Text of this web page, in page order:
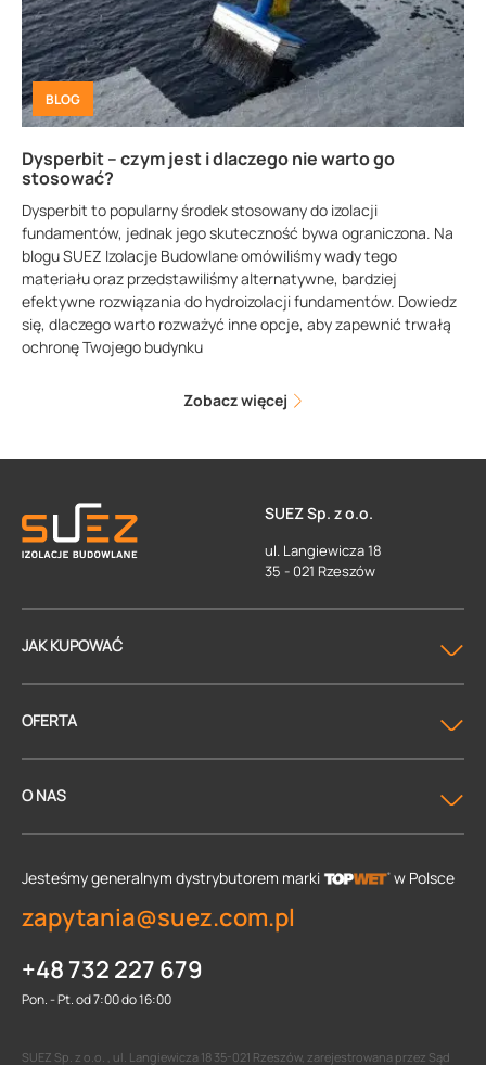
BLOG
Dysperbit – czym jest i dlaczego nie warto go
stosować?
Dysperbit to popularny środek stosowany do izolacji
fundamentów, jednak jego skuteczność bywa ograniczona. Na
blogu SUEZ Izolacje Budowlane omówiliśmy wady tego
materiału oraz przedstawiliśmy alternatywne, bardziej
efektywne rozwiązania do hydroizolacji fundamentów. Dowiedz
się, dlaczego warto rozważyć inne opcje, aby zapewnić trwałą
ochronę Twojego budynku
Zobacz więcej
SUEZ Sp. z o.o.
ul. Langiewicza 18
35 - 021 Rzeszów
JAK KUPOWAĆ
OFERTA
O NAS
Jesteśmy generalnym dystrybutorem marki w Polsce
zapytania@suez.com.pl
+48 732 227 679
Pon. - Pt. od 7:00 do 16:00
SUEZ Sp. z o.o. , ul. Langiewicza 18 35-021 Rzeszów, zarejestrowana przez Sąd